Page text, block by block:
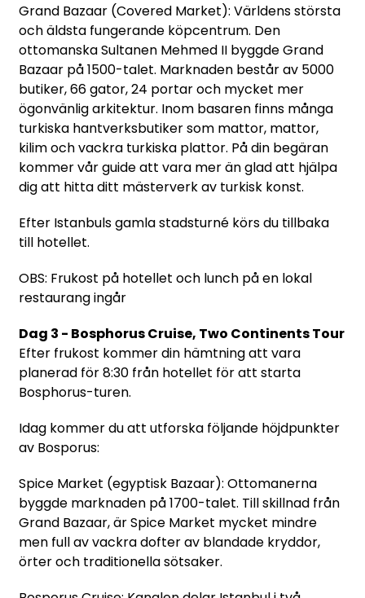
Grand Bazaar (Covered Market): Världens största
och äldsta fungerande köpcentrum. Den
ottomanska Sultanen Mehmed II byggde Grand
Bazaar på 1500-talet. Marknaden består av 5000
butiker, 66 gator, 24 portar och mycket mer
ögonvänlig arkitektur. Inom basaren finns många
turkiska hantverksbutiker som mattor, mattor,
kilim och vackra turkiska plattor. På din begäran
kommer vår guide att vara mer än glad att hjälpa
dig att hitta ditt mästerverk av turkisk konst.
Efter Istanbuls gamla stadsturné körs du tillbaka
till hotellet.
OBS: Frukost på hotellet och lunch på en lokal
restaurang ingår
Dag 3 - Bosphorus Cruise, Two Continents Tour
Efter frukost kommer din hämtning att vara
planerad för 8:30 från hotellet för att starta
Bosphorus-turen.
Idag kommer du att utforska följande höjdpunkter
av Bosporus:
Spice Market (egyptisk Bazaar): Ottomanerna
byggde marknaden på 1700-talet. Till skillnad från
Grand Bazaar, är Spice Market mycket mindre
men full av vackra dofter av blandade kryddor,
örter och traditionella sötsaker.